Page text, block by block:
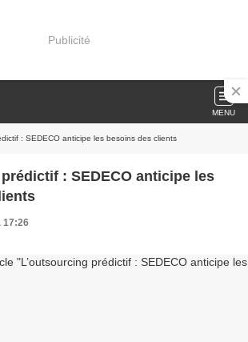
Publicité
MENU
: SEDECO anticipe les besoins des clients
: SEDECO anticipe les
17:26